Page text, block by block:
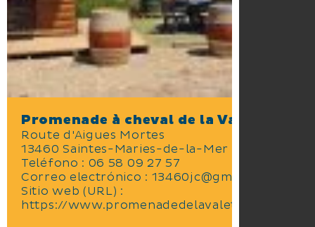
Promenade à cheval de la Valette
Route d'Aigues Mortes
13460 Saintes-Maries-de-la-Mer
Teléfono : 06 58 09 27 57
Correo electrónico : 13460jc@gmail.com
Sitio web (URL) :
https://www.promenadedelavalette.com